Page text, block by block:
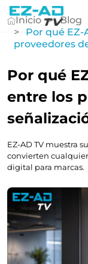
Inicio
Blog
Por qué EZ-
proveedores
Por qué
entre los
EZ-AD TV muestra
convierten
digital para marcas.